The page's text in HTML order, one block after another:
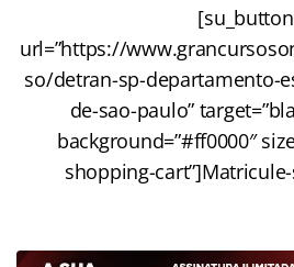
[su_button
url=”https://
so/detran-sp-departamento-
de-sao-paulo”
background=”#ff0000″
shopping-